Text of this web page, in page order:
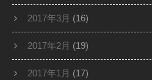
2017年3月 (16)
2017年2月 (19)
2017年1月 (17)